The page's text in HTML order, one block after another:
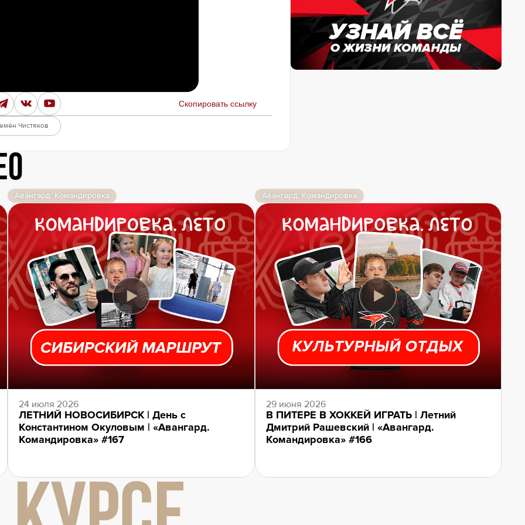
Скопировать ссылку
Чистяков
Авангард. Командировка
24 июля 2026
ЛЕТНИЙ НОВОСИБИРСК | День с
Константином Окуловым | «Авангард.
Командировка» #167
Авангард. Командировка
29 июня 2026
В ПИТЕРЕ В ХОККЕЙ ИГРАТЬ | Летний
Дмитрий Рашевский | «Авангард.
Командировка» #166